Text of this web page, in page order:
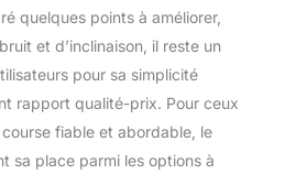
quelques points à améliorer,
et d’inclinaison, il reste un
pour sa simplicité
rapport qualité-prix. Pour ceux
fiable et abordable, le
sa place parmi les options à